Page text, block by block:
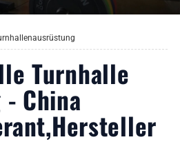
Turnhalle
China